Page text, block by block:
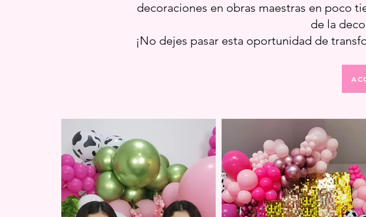
decoraciones en obras maestras en poco
de la
¡No dejes pasar esta oportunidad de